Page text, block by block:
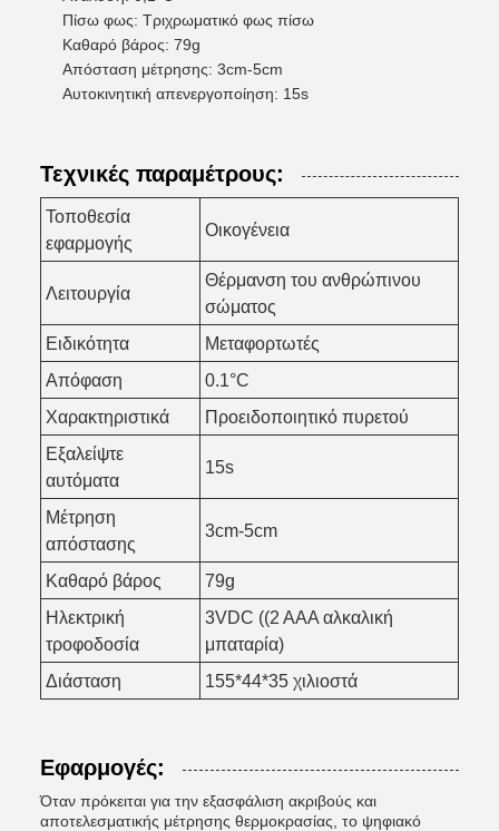
Πίσω φως: Τριχρωματικό φως πίσω
Καθαρό βάρος: 79g
Απόσταση μέτρησης: 3cm-5cm
Αυτοκινητική απενεργοποίηση: 15s
Τεχνικές παραμέτρους:
Τοποθεσία
εφαρμογής
Οικογένεια
Λειτουργία
Θέρμανση του ανθρώπινου
σώματος
Ειδικότητα
Μεταφορτωτές
Απόφαση
0.1°C
Χαρακτηριστικά
Προειδοποιητικό πυρετού
Εξαλείψτε
αυτόματα
15s
Μέτρηση
απόστασης
3cm-5cm
Καθαρό βάρος
79g
Ηλεκτρική
τροφοδοσία
3VDC ((2 AAA αλκαλική
μπαταρία)
Διάσταση
155*44*35 χιλιοστά
Εφαρμογές:
Όταν πρόκειται για την εξασφάλιση ακριβούς και
αποτελεσματικής μέτρησης θερμοκρασίας, το ψηφιακό